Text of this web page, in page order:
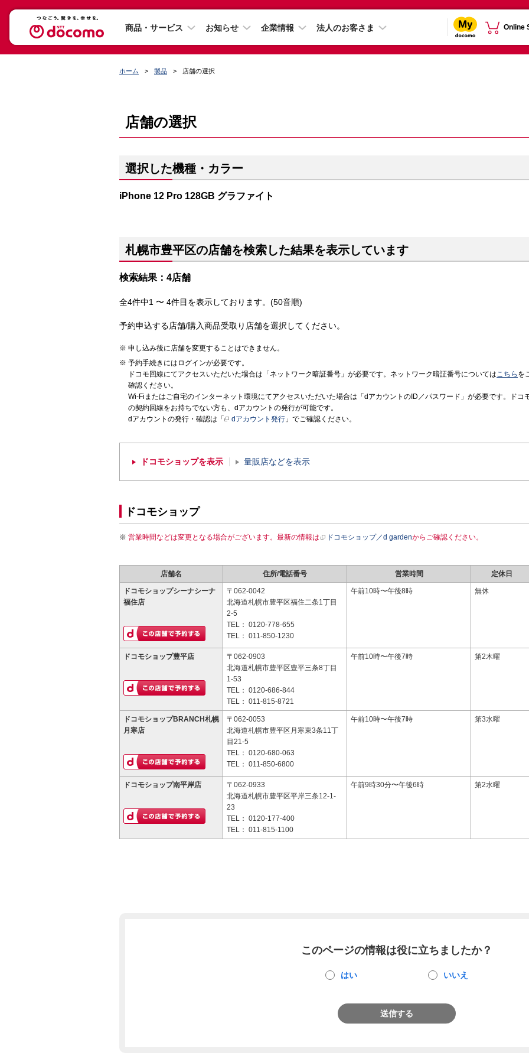
商品・サービス お知らせ 企業情報 法人のお客さま Online
ホーム 製品 店舗の選択
店舗の選択
選択した機種・カラー
iPhone 12 Pro 128GB グラファイト
札幌市豊平区の店舗を検索した結果を表示しています
検索結果：4店舗
全4件中1 〜 4件目を表示しております。(50音順)
予約申込する店舗/購入商品受取り店舗を選択してください。
申し込み後に店舗を変更することはできません。
予約手続きにはログインが必要です。
ドコモ回線にてアクセスいただいた場合は「ネットワーク暗証番号」が必要です。ネットワーク暗証番号についてはこちら を
確認ください。
Wi-Fiまたはご自宅のインターネット環境にてアクセスいただいた場合は「dアカウントのID／パスワード」が必要です。ドコ
の契約回線をお持ちでない方も、dアカウントの発行が可能です。
dアカウントの発行・確認は「
dアカウント発行 」でご確認ください。
ドコモショップを表示 量販店などを表示
ドコモショップ
営業時間などは変更となる場合がございます。最新の情報は ドコモショップ／d gardenからご確認ください。
店舗名 住所/電話番号 営業時間 定休日
ドコモショップシーナシーナ
福住店
〒062-0042
北海道札幌市豊平区福住二条1丁目
2-5
TEL： 0120-778-655
TEL： 011-850-1230
午前10時〜午後8時 無休
ドコモショップ豊平店
〒062-0903
北海道札幌市豊平区豊平三条8丁目
1-53
TEL： 0120-686-844
TEL： 011-815-8721
午前10時〜午後7時 第2木曜
ドコモショップBRANCH札幌
月寒店
〒062-0053
北海道札幌市豊平区月寒東3条11丁
目21-5
TEL： 0120-680-063
TEL： 011-850-6800
午前10時〜午後7時 第3水曜
ドコモショップ南平岸店
〒062-0933
北海道札幌市豊平区平岸三条12-1-
23
TEL： 0120-177-400
TEL： 011-815-1100
午前9時30分〜午後6時 第2水曜
このページの情報は役に立ちましたか？
はい いいえ
送信する